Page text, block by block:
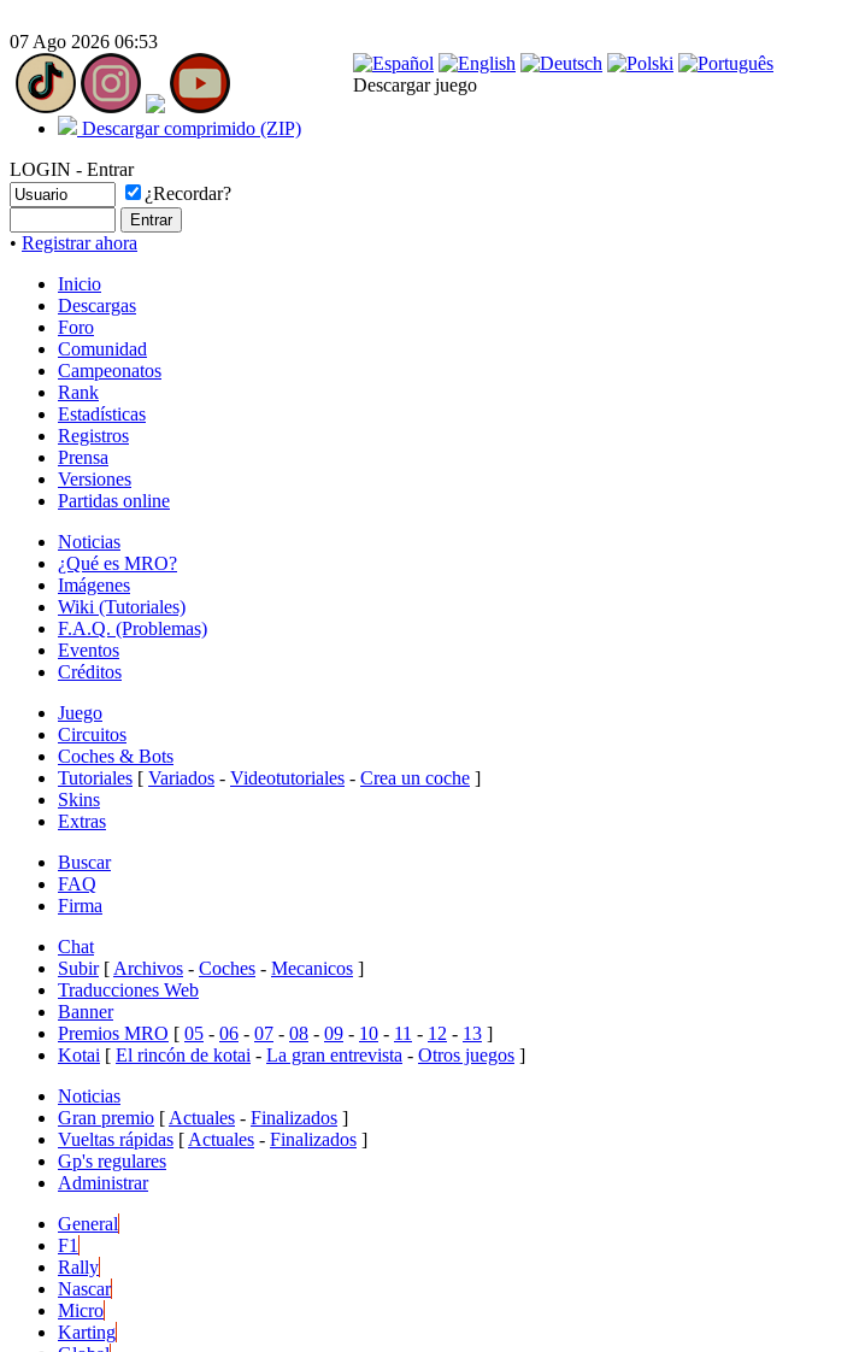
07 Ago 2026 06:53
Descargar juego
Descargar comprimido (ZIP)
LOGIN - Entrar
¿Recordar?
• Registrar ahora
Inicio
Descargas
Foro
Comunidad
Campeonatos
Rank
Estadísticas
Registros
Prensa
Versiones
Partidas online
Noticias
¿Qué es MRO?
Imágenes
Wiki (Tutoriales)
F.A.Q. (Problemas)
Eventos
Créditos
Juego
Circuitos
Coches & Bots
Tutoriales [ Variados - Videotutoriales - Crea un coche ]
Skins
Extras
Buscar
FAQ
Firma
Chat
Subir [ Archivos - Coches - Mecanicos ]
Traducciones Web
Banner
Premios MRO [ 05 - 06 - 07 - 08 - 09 - 10 - 11 - 12 - 13 ]
Kotai [ El rincón de kotai - La gran entrevista - Otros juegos ]
Noticias
Gran premio [ Actuales - Finalizados ]
Vueltas rápidas [ Actuales - Finalizados ]
Gp's regulares
Administrar
General
F1
Rally
Nascar
Micro
Karting